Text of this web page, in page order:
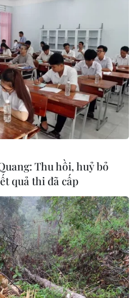
năng AI của Apple lan
đề gây hiểu lầm
Apple Intelligence đã đưa ra
tuyên bố tay súng Luigi
sau một vụ giết người, trong
giác với những thủ
Thu hồi, huỷ bỏ
quả thi đã cấp